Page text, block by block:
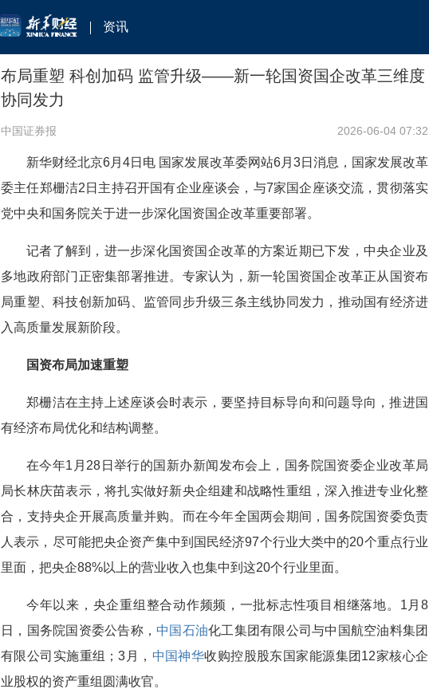
资讯
布局重塑 科创加码 监管升级——新一轮国资国企改革三维度
协同发力
中国证券报 2026-06-04 07:32
新华财经北京6月4日电 国家发展改革委网站6月3日消息，国家发展改革
委主任郑栅洁2日主持召开国有企业座谈会，与7家国企座谈交流，贯彻落实
党中央和国务院关于进一步深化国资国企改革重要部署。
记者了解到，进一步深化国资国企改革的方案近期已下发，中央企业及
多地政府部门正密集部署推进。专家认为，新一轮国资国企改革正从国资布
局重塑、科技创新加码、监管同步升级三条主线协同发力，推动国有经济进
入高质量发展新阶段。
国资布局加速重塑
郑栅洁在主持上述座谈会时表示，要坚持目标导向和问题导向，推进国
有经济布局优化和结构调整。
在今年1月28日举行的国新办新闻发布会上，国务院国资委企业改革局
局长林庆苗表示，将扎实做好新央企组建和战略性重组，深入推进专业化整
合，支持央企开展高质量并购。而在今年全国两会期间，国务院国资委负责
人表示，尽可能把央企资产集中到国民经济97个行业大类中的20个重点行业
里面，把央企88%以上的营业收入也集中到这20个行业里面。
今年以来，央企重组整合动作频频，一批标志性项目相继落地。1月8
日，国务院国资委公告称， 中国石油化工集团有限公司与中国航空油料集团
有限公司实施重组；3月， 中国神华收购控股股东国家能源集团12家核心企
业股权的资产重组圆满收官。